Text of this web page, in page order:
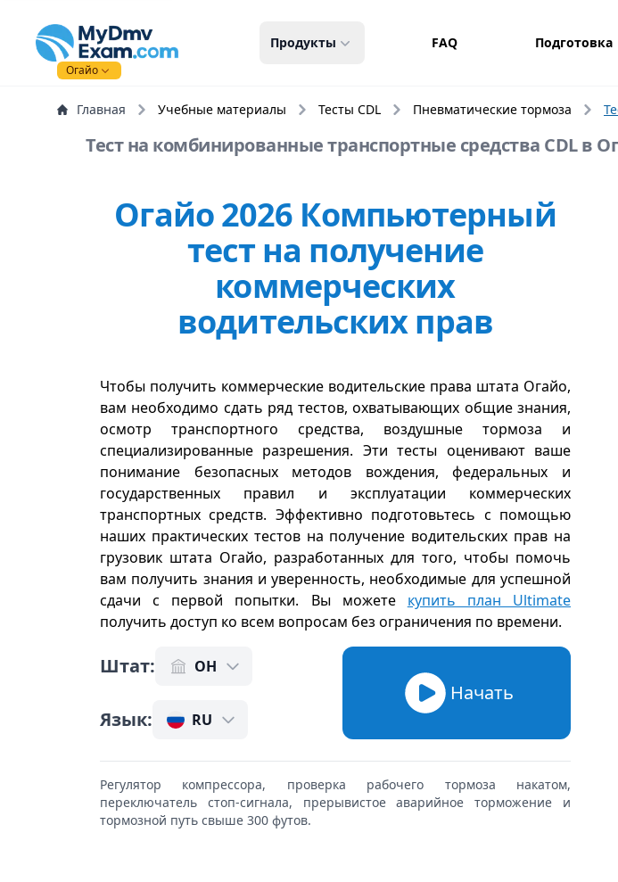
mydmvexam.com
Огайо
Продукты FAQ Подготовка
Главная Учебные материалы Тесты CDL Пневматические тормоза
Тест на комбинированные транспортные средства CDL в
Огайо 2026 Компьютерный
тест на получение
коммерческих
водительских прав
Чтобы получить коммерческие водительские права штата Огайо,
вам необходимо сдать ряд тестов, охватывающих общие знания,
осмотр транспортного средства, воздушные тормоза и
специализированные разрешения. Эти тесты оценивают ваше
понимание безопасных методов вождения, федеральных и
государственных правил и эксплуатации коммерческих
транспортных средств. Эффективно подготовьтесь с помощью
наших практических тестов на получение водительских прав на
грузовик штата Огайо, разработанных для того, чтобы помочь
вам получить знания и уверенность, необходимые для успешной
сдачи с первой попытки. Вы можете
купить план Ultimate
получить доступ ко всем вопросам без ограничения по времени.
Штат: OH
Язык: RU
Начать
Регулятор компрессора, проверка рабочего тормоза накатом,
переключатель стоп-сигнала, прерывистое аварийное торможение и
тормозной путь свыше 300 футов.